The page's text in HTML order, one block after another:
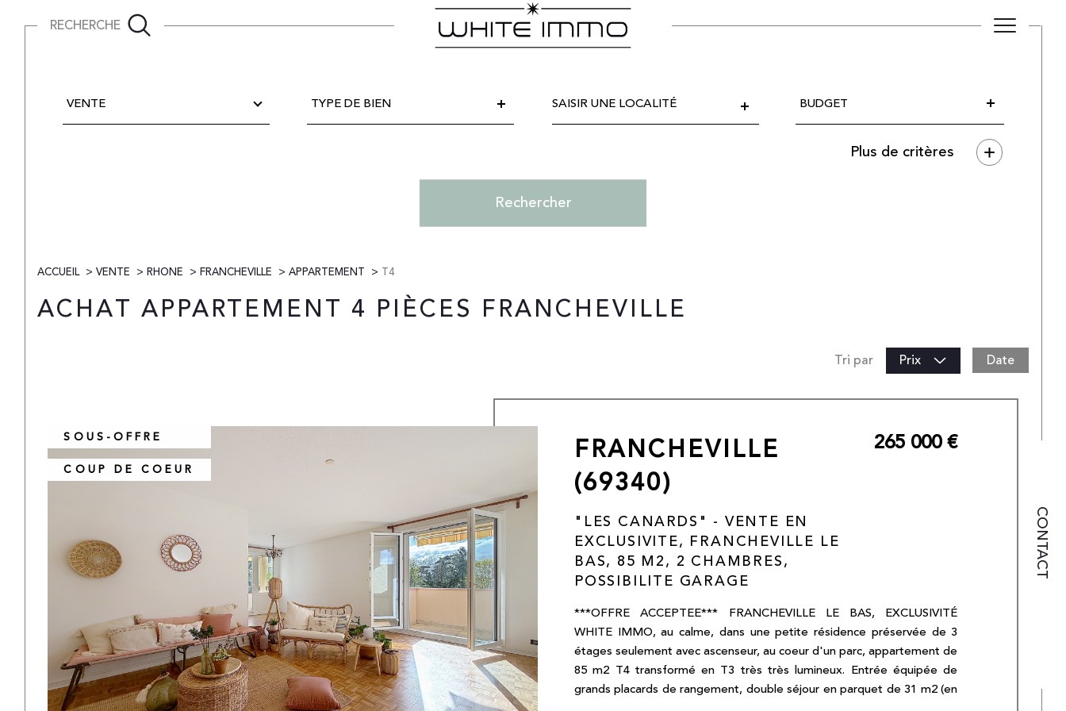
RECHERCHE
CONTACT
d'offre
VENTE de
bien
TYPE DE BIEN disponibles
BUDGET
Plus de critères
Rechercher
ACCUEIL VENTE RHONE FRANCHEVILLE APPARTEMENT T4
ACHAT APPARTEMENT 4 PIÈCES FRANCHEVILLE
Tri par Prix Date
FRANCHEVILLE
(69340)
"LES CANARDS" - VENTE EN
EXCLUSIVITE, FRANCHEVILLE LE
BAS, 85 M2, 2 CHAMBRES,
POSSIBILITE GARAGE
265 000 €
***OFFRE ACCEPTEE*** FRANCHEVILLE LE BAS, EXCLUSIVITÉ
WHITE IMMO, au calme, dans une petite résidence préservée de 3
étages seulement avec ascenseur, au coeur d'un parc, appartement de
85 m2 T4 transformé en T3 très très lumineux. Entrée équipée de
grands placards de rangement, double séjour en parquet de 31 m2 (en
SOUS-OFFRE
COUP DE COEUR